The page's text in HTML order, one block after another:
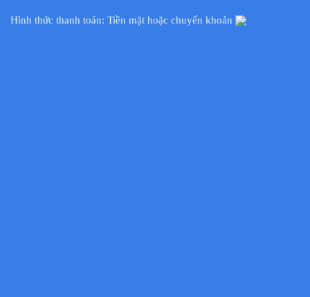
Hình thức thanh toán: Tiền mặt hoặc chuyển khoản